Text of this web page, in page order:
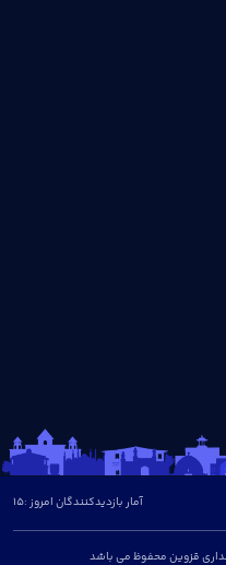
قزوین محفوظ می باشد
آمار بازدیدکنندگان امروز :15